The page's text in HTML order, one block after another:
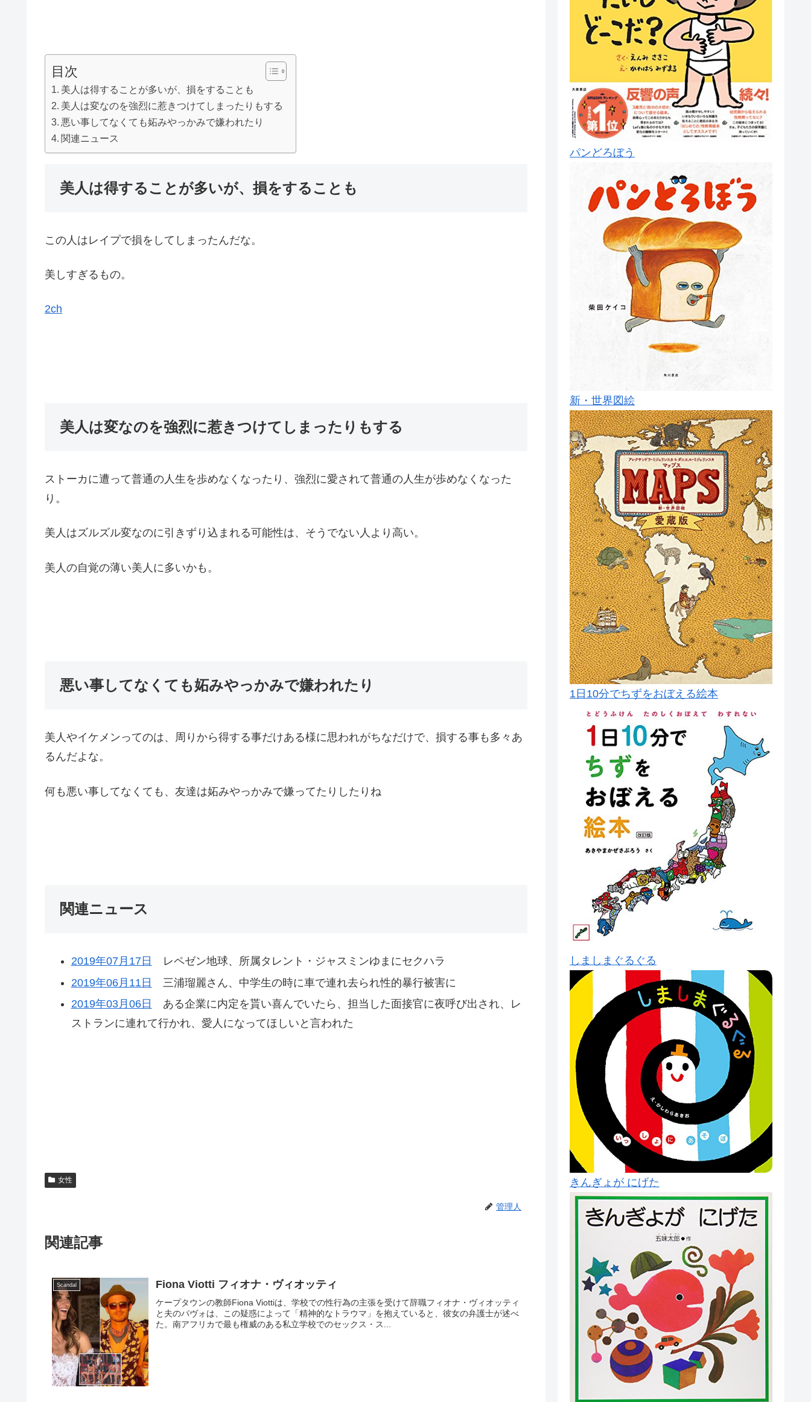
目次
美人は得することが多いが、損をすることも
美人は変なのを強烈に惹きつけてしまったりもする
悪い事してなくても妬みやっかみで嫌われたり
関連ニュース
美人は得することが多いが、損をすることも
この人はレイプで損をしてしまったんだな。
美しすぎるもの。
2ch
美人は変なのを強烈に惹きつけてしまったりもする
ストーカに遭って普通の人生を歩めなくなったり、強烈に愛されて普通の人生が歩めなくなった
り。
美人はズルズル変なのに引きずり込まれる可能性は、そうでない人より高い。
美人の自覚の薄い美人に多いかも。
悪い事してなくても妬みやっかみで嫌われたり
美人やイケメンってのは、周りから得する事だけある様に思われがちなだけで、損する事も多々あ
るんだよな。
何も悪い事してなくても、友達は妬みやっかみで嫌ってたりしたりね
関連ニュース
2019年07月17日
レペゼン地球、所属タレント・ジャスミンゆまにセクハラ
2019年06月11日
三浦瑠麗さん、中学生の時に車で連れ去られ性的暴行被害に
2019年03月06日
ある企業に内定を貰い喜んでいたら、担当した面接官に夜呼び出され、レ
ストランに連れて行かれ、愛人になってほしいと言われた
女性
管理人
関連記事
Scandal Fiona Viotti フィオナ・ヴィオッティ
ケープタウンの教師Fiona Viottiは、学校での性行為の主張を受けて辞職フィオナ・ヴィオッティ
と夫のパヴォは、この疑惑によって「精神的なトラウマ」を抱えていると、彼女の弁護士が述べ
た。南アフリカで最も権威のある私立学校でのセックス・ス...
パンどろぼう
新・世界図絵
1日10分でちずをおぼえる絵本
しましまぐるぐる
きんぎょが にげた